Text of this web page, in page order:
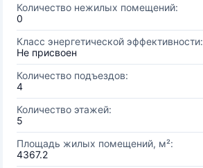
Количество нежилых помещений:
0
Класс энергетической эффективности:
Не присвоен
Количество подъездов:
4
Количество этажей:
5
Площадь жилых помещений, м²:
4367.2